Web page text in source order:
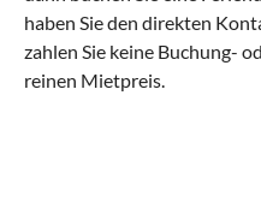
haben Sie den direkten
zahlen Sie keine Buchung-
reinen Mietpreis.